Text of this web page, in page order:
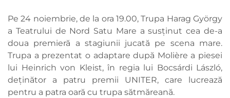
Pe 24 noiembrie, de la ora 19.00, Trupa Harag György
a Teatrului de Nord Satu Mare a susținut cea de-a
doua premieră a stagiunii jucată pe scena mare.
Trupa a prezentat o adaptare după Molière a piesei
lui Heinrich von Kleist, în regia lui Bocsárdi László,
deținător a patru premii UNITER, care lucrează
pentru a patra oară cu trupa sătmăreană.